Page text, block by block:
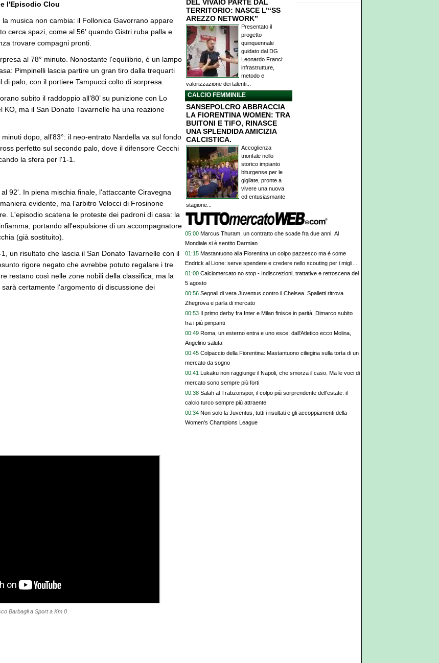
l'Episodio Clou
musica non cambia: il Follonica Gavorrano appare
cerca spazi, come al 56' quando Gistri ruba palla e
trovare compagni pronti.
al 78° minuto. Nonostante l'equilibrio, è un lampo
Pimpinelli lascia partire un gran tiro dalla trequarti
palo, con il portiere Tampucci colto di sorpresa.
subito il raddoppio all’80’ su punizione con Lo
KO, ma il San Donato Tavarnelle ha una reazione
dopo, all’83°: il neo-entrato Nardella va sul fondo
perfetto sul secondo palo, dove il difensore Cecchi
la sfera per l'1-1.
92'. In piena mischia finale, l'attaccante Ciravegna
evidente, ma l’arbitro Velocci di Frosinone
L'episodio scatena le proteste dei padroni di casa: la
portando all'espulsione di un accompagnatore
(già sostituito).
un risultato che lascia il San Donato Tavarnelle con il
rigore negato che avrebbe potuto regalare i tre
restano così nelle zone nobili della classifica, ma la
certamente l'argomento di discussione dei
Barbagli a Sport a Km 0
DEL VIVAIO PARTE DAL
TERRITORIO: NASCE L’“SS
AREZZO NETWORK”
Presentato il
progetto
quinquennale
guidato dal DG
Leonardo Franci:
infrastrutture,
metodo e
valorizzazione dei talenti...
CALCIO FEMMINILE
SANSEPOLCRO ABBRACCIA
LA FIORENTINA WOMEN: TRA
BUITONI E TIFO, RINASCE
UNA SPLENDIDA AMICIZIA
CALCISTICA.
Accoglienza
trionfale nello
storico impianto
biturgense per le
gigliate, pronte a
vivere una nuova
ed entusiasmante
stagione...
05:00 Marcus Thuram, un contratto che scade fra due anni. Al
Mondiale si è sentito Darmian
01:15 Mastantuono alla Fiorentina un colpo pazzesco ma è come
Endrick al Lione: serve spendere e credere nello scouting per i migliori
talenti. Giovani italiani: attenzione perché qualcosa sta cambiando
davvero
01:00 Calciomercato no stop - Indiscrezioni, trattative e retroscena del
5 agosto
00:56 Segnali di vera Juventus contro il Chelsea. Spalletti ritrova
Zhegrova e parla di mercato
00:53 Il primo derby fra Inter e Milan finisce in parità. Dimarco subito
fra i più pimpanti
00:49 Roma, un esterno entra e uno esce: dall'Atletico ecco Molina,
Angelino saluta
00:45 Colpaccio della Fiorentina: Mastantuono ciliegina sulla torta di un
mercato da sogno
00:41 Lukaku non raggiunge il Napoli, che smorza il caso. Ma le voci di
mercato sono sempre più forti
00:38 Salah al Trabzonspor, il colpo più sorprendente dell'estate: il
calcio turco sempre più attraente
00:34 Non solo la Juventus, tutti i risultati e gli accoppiamenti della
Women's Champions League